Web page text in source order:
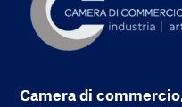
Camera di